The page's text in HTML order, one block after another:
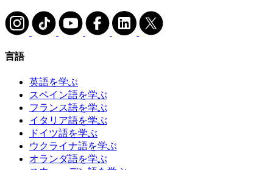
言語
英語を学ぶ
スペイン語を学ぶ
フランス語を学ぶ
イタリア語を学ぶ
ドイツ語を学ぶ
ウクライナ語を学ぶ
オランダ語を学ぶ